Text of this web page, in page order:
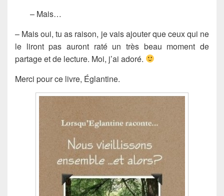
– Mais…
– Mais oui, tu as raison, je vais ajouter que ceux qui ne
le liront pas auront raté un très beau moment de
partage et de lecture. Moi, j’ai adoré.
Merci pour ce livre, Églantine.